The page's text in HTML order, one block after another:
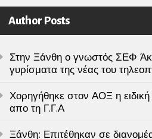
Author Posts
Στην Ξάνθη ο γνωστός ΣΕΦ
γυρίσματα της νέας του
Χορηγήθηκε στον ΑΟΞ η
απο τη Γ.Γ.Α
Ξάνθη: Επιτέθηκαν σε